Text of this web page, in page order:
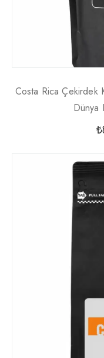
Costa Rica Çekirdek
Dünya
₺